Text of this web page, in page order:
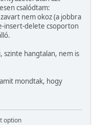
csalódtam:
nem okoz (a jobbra
insert-delete csoporton
szinte hangtalan, nem is
mondtak, hogy
option